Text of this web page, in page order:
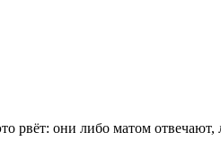
рвёт: они либо матом отвечают,